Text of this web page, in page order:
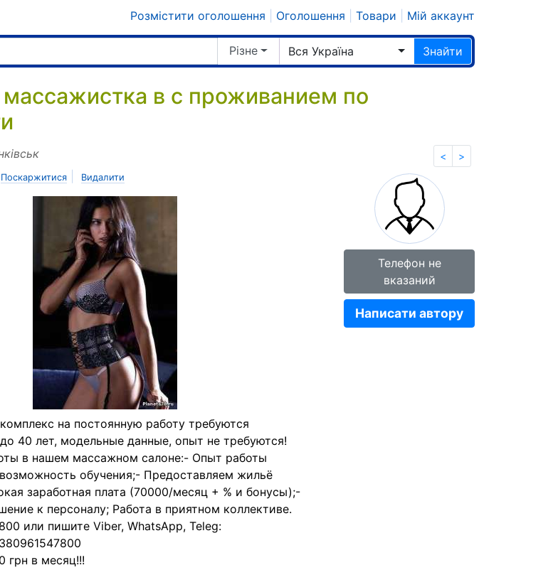
Розмістити оголошення Оголошення Товари Мій аккаунт
Різне Вся Україна Знайти
массажистка в с проживанием по
< >
Поскаржитися Видалити
на постоянную работу требуются
40 лет, модельные данные, опыт не требуются!
в нашем массажном салоне:- Опыт работы
возможность обучения;- Предоставляем жильё
заработная плата (70000/месяц + % и бонусы);-
к персоналу; Работа в приятном коллективе.
или пишите Viber, WhatsApp, Teleg:
грн в месяц!!!
Телефон не
вказаний
Написати автору